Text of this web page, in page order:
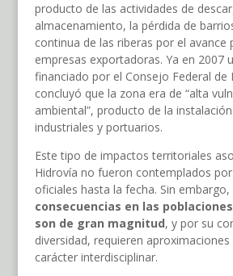
producto de las actividades de
almacenamiento, la pérdida de
continua de las riberas por el avance
empresas exportadoras. Ya en 2007
financiado por el Consejo Federal de
concluyó que la zona era de “alta
ambiental”, producto de la
industriales y portuarios.
Este tipo de impactos territoriales
Hidrovía no fueron contemplados
oficiales hasta la fecha. Sin embargo,
consecuencias en las
son de gran magnitud, y por su
diversidad, requieren
carácter interdisciplinar.